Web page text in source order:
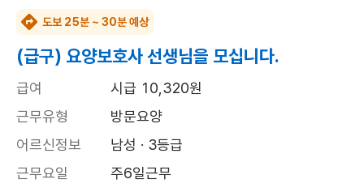
도보 25분 ~ 30분 예상
(급구) 요양보호사 선생님을 모십니다.
급여
시급 10,320원
근무유형
방문요양
어르신정보
남성 · 3등급
근무요일
주6일근무